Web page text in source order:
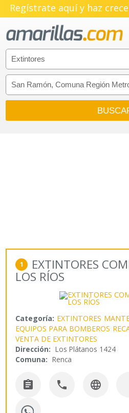
Regístrate aquí y haz
1 EXTINTORES
LOS RÍOS
Categoría: EXTINTORES
EQUIPOS PARA BOMBEROS
VENTA DE EXTINTORES
Dirección: Los Plátanos 1424
Comuna: Renca
  